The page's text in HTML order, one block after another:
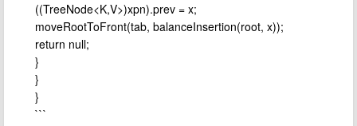
((TreeNode<K,V>)xpn).prev = x;
moveRootToFront(tab, balanceInsertion(root, x));
return null;
}
}
}
```